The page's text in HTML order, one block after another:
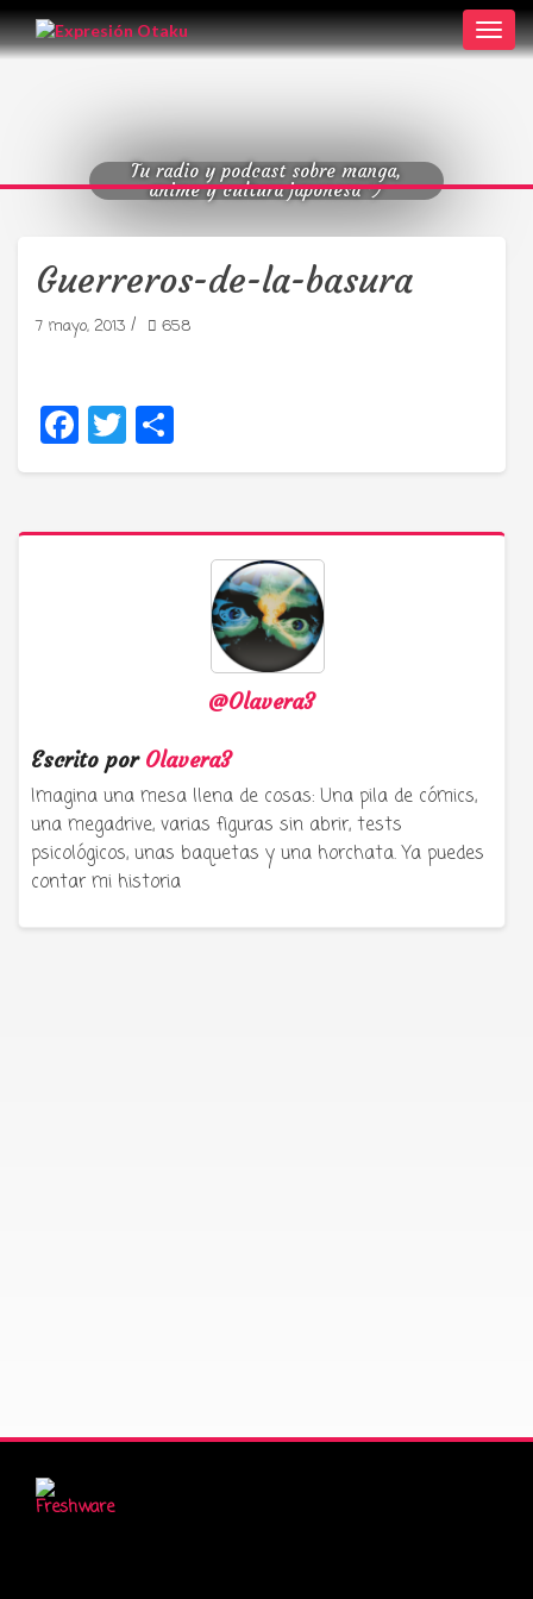
Tu radio y podcast sobre manga,
anime y cultura japonesa ツ
Guerreros-de-la-basura
7 mayo, 2013 / 658
Facebook
Twitter
@Olavera3
Escrito por Olavera3
Imagina una mesa llena de cosas: Una pila de cómics,
una megadrive, varias figuras sin abrir, tests
psicológicos, unas baquetas y una horchata. Ya puedes
contar mi historia